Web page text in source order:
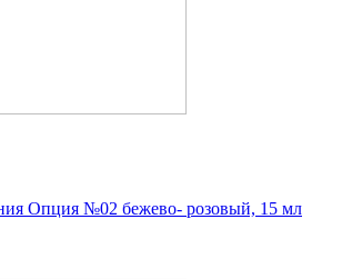
Опция №02 бежево- розовый, 15 мл